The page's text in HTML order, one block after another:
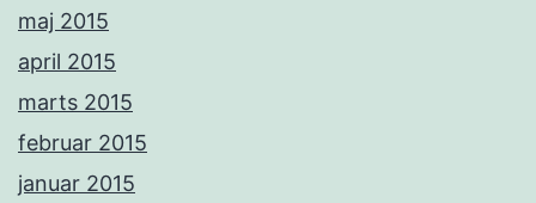
maj 2015
april 2015
marts 2015
februar 2015
januar 2015